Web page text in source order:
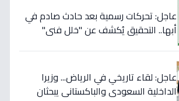
عاجل: تحركات رسمية بعد حادث صادم في
أبها.. التحقيق يُكشف عن "خلل فني"
عاجل: لقاء تاريخي في الرياض... وزيرا
الداخلية السعودي والباكستاني يبحثان